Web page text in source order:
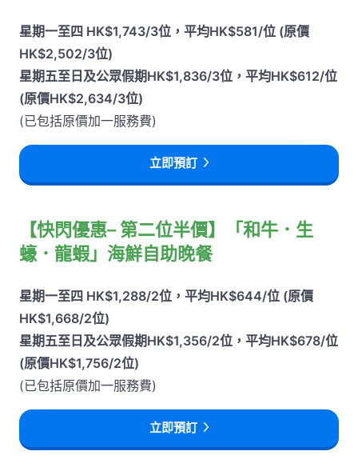
星期一至四 HK$1,743/3位，平均HK$581/位 (原價
HK$2,502/3位)
星期五至日及公眾假期HK$1,836/3位，平均HK$612/位
(原價HK$2,634/3位)
(已包括原價加一服務費)
立即預訂
【快閃優惠– 第二位半價】「和牛．生
蠔．龍蝦」海鮮自助晚餐
星期一至四 HK$1,288/2位，平均HK$644/位 (原價
HK$1,668/2位)
星期五至日及公眾假期HK$1,356/2位，平均HK$678/位
(原價HK$1,756/2位)
(已包括原價加一服務費)
立即預訂